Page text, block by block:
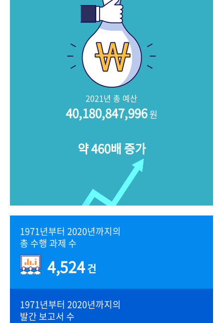
2021년 총 예산
40,180,847,996원
약 460배 증가
1971년부터 2020년까지의
총 수행 과제 수
4,524건
1971년부터 2020년까지의
발간 보고서 수